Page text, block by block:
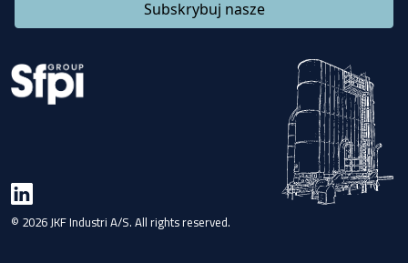
Subskrybuj nasze
© 2026 JKF Industri A/S. All rights reserved.